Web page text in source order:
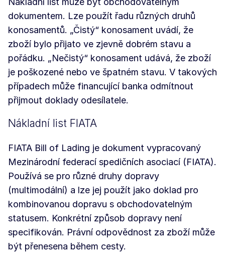
dokumentem. Lze použít řadu různých druhů
konosamentů. „Čistý“ konosament uvádí, že
zboží bylo přijato ve zjevně dobrém stavu a
pořádku. „Nečistý“ konosament udává, že zboží
je poškozené nebo ve špatném stavu. V takových
případech může financující banka odmítnout
přijmout doklady odesílatele.
Nákladní list FIATA
FIATA Bill of Lading je dokument vypracovaný
Mezinárodní federací spedičních asociací (FIATA).
Používá se pro různé druhy dopravy
(multimodální) a lze jej použít jako doklad pro
kombinovanou dopravu s obchodovatelným
statusem. Konkrétní způsob dopravy není
specifikován. Právní odpovědnost za zboží může
být přenesena během cesty.